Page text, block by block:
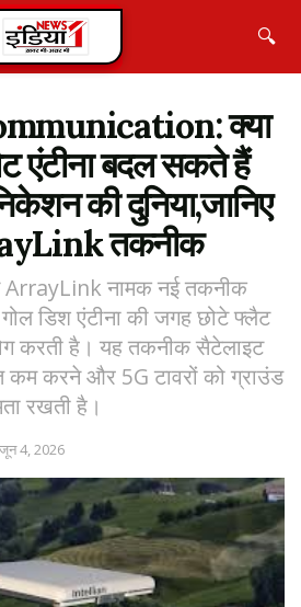
🔍
क्या
एंटीना बदल सकते हैं
की दुनिया,जानिए
तकनीक
ArrayLink नामक नई तकनीक
डिश एंटीना की जगह छोटे फ्लैट
करती है। यह तकनीक सैटेलाइट
कम करने और 5G टावरों को ग्राउंड
रखती है।
जून 4, 2026